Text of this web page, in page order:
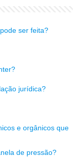
ser feita?
jurídica?
e orgânicos que
de pressão?